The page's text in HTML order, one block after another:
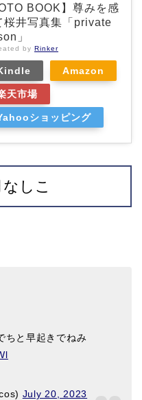
BOOK】尊みを感
桜井写真集「private
」
by Rinker
Amazon
天市場
ショッピング
しこ
ちと早起きでねみ
July 20, 2023